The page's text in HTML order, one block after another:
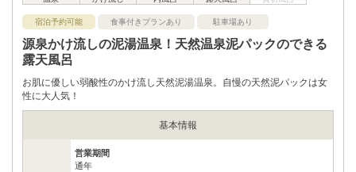
宿泊予約可能 食事付きプランあり 駐車場あり
源泉かけ流しの泥湯温泉！天然温泉泥パックのできる
露天風呂
お肌に優しい弱酸性のかけ流し天然泥湯温泉。自慢の天然泥パックは女
性に大人気！
基本情報
営業期間
通年